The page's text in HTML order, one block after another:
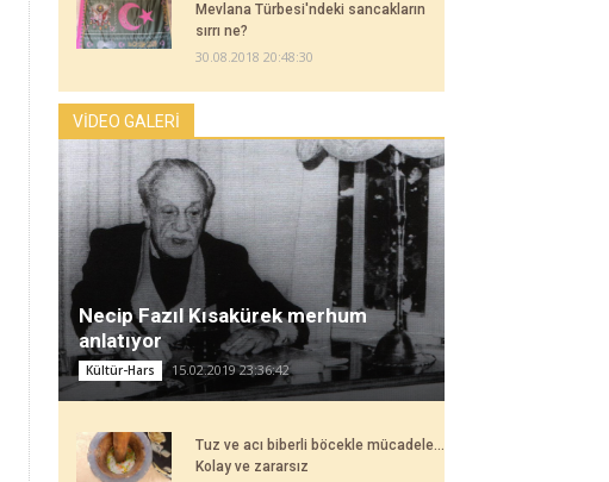
Mevlana Türbesi'ndeki sancakların
sırrı ne?
30.08.2018 20:48:30
VİDEO GALERİ
Necip Fazıl Kısakürek merhum
anlatıyor
Kültür-Hars 15.02.2019 23:36:42
Tuz ve acı biberli böcekle mücadele...
Kolay ve zararsız